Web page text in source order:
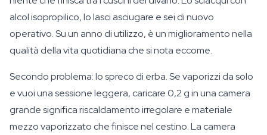
alcol isopropilico, lo lasci asciugare e sei di nuovo
operativo. Su un anno di utilizzo, è un miglioramento nella
qualità della vita quotidiana che si nota eccome.
Secondo problema: lo spreco di erba. Se vaporizzi da solo
e vuoi una sessione leggera, caricare 0,2 g in una camera
grande significa riscaldamento irregolare e materiale
mezzo vaporizzato che finisce nel cestino. La camera